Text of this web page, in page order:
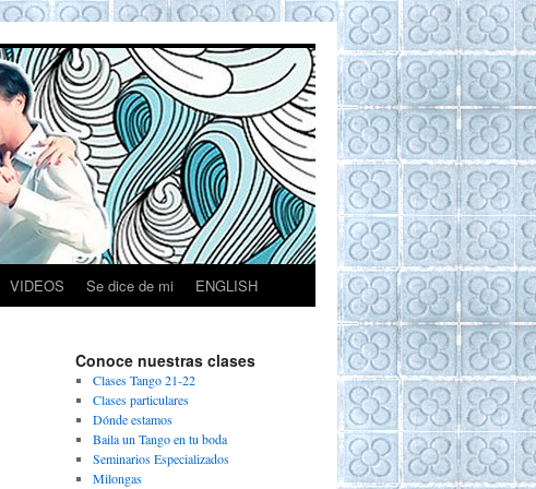
VIDEOS Se dice de mi ENGLISH
Conoce nuestras clases
Clases Tango 21-22
Clases particulares
Dónde estamos
Baila un Tango en tu boda
Seminarios Especializados
Milongas